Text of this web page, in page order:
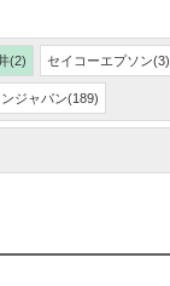
(2) セイコーエプソン(3)
ジャパン(189)